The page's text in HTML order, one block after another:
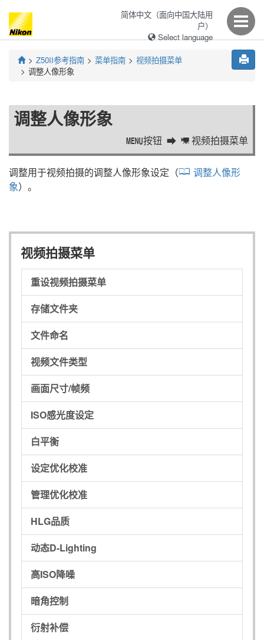
简体中文（面向中国大陆用
户）
Select language
Z50II参考指南 菜单指南
视频拍摄菜单
调整人像形象
调整人像形象
G按钮 1 视频拍摄菜单
调整用于视频拍摄的调整人像形象设定（
调整人像形
象）。
视频拍摄菜单
重设视频拍摄菜单
存储文件夹
文件命名
视频文件类型
画面尺寸/帧频
ISO感光度设定
白平衡
设定优化校准
管理优化校准
HLG品质
动态D-Lighting
高ISO降噪
暗角控制
衍射补偿